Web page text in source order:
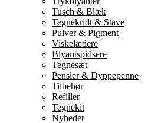
Tusch & Blæk
Tegnekridt & Stave
Pulver & Pigment
Viskelædere
Blyantspidsere
Tegnesæt
Pensler & Dyppepenne
Tilbehør
Refiller
Tegnekit
Nyheder